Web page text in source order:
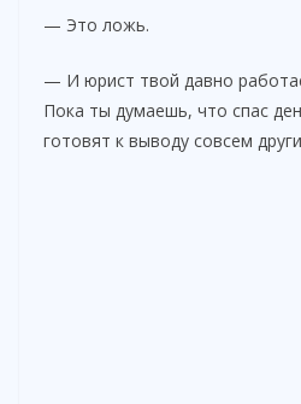
— Это ложь.
— И юрист твой давно
Пока ты думаешь, что спас
готовят к выводу совсем